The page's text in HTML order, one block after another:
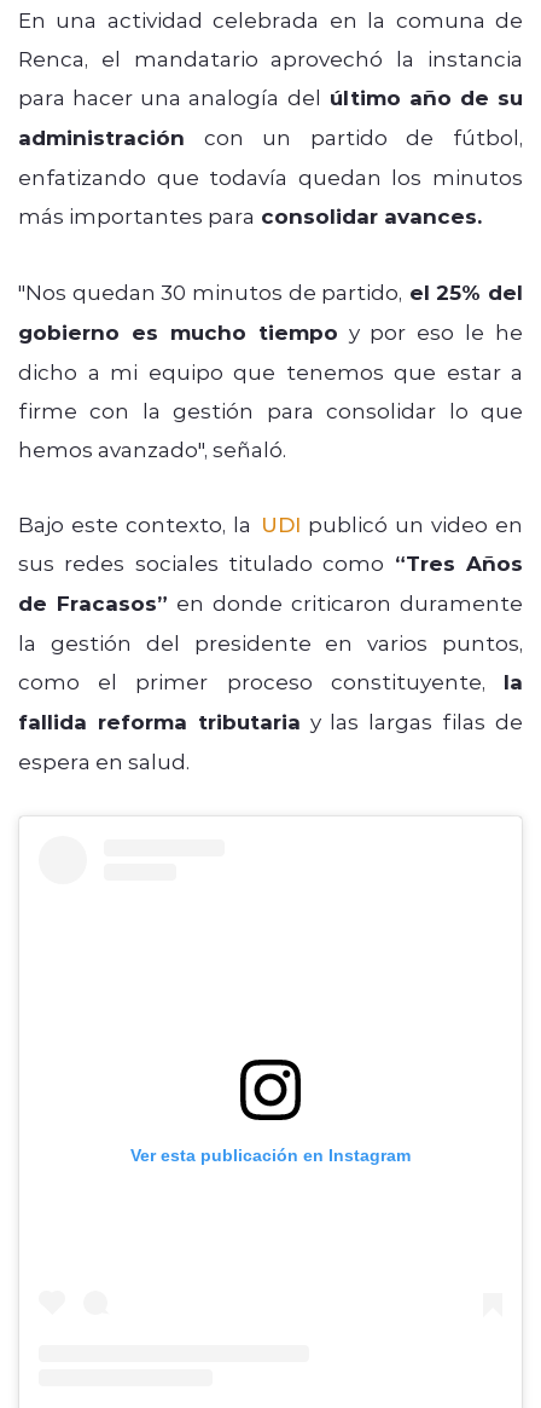
En una actividad celebrada en la comuna de
Renca, el mandatario aprovechó la instancia
para hacer una analogía del último año de su
administración con un partido de fútbol,
enfatizando que todavía quedan los minutos
más importantes para consolidar avances.
"Nos quedan 30 minutos de partido, el 25% del
gobierno es mucho tiempo y por eso le he
dicho a mi equipo que tenemos que estar a
firme con la gestión para consolidar lo que
hemos avanzado", señaló.
Bajo este contexto, la UDI publicó un video en
sus redes sociales titulado como “Tres Años
de Fracasos” en donde criticaron duramente
la gestión del presidente en varios puntos,
como el primer proceso constituyente, la
fallida reforma tributaria y las largas filas de
espera en salud.
Ver esta publicación en Instagram